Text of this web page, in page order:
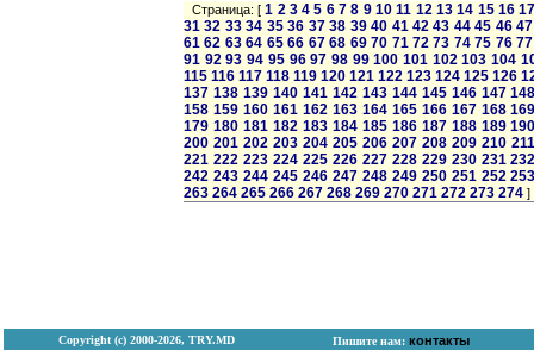
Страница: [1 2 3 4 5 6 7 8 9 10 11 12 13 14 15 16
31 32 33 34 35 36 37 38 39 40 41 42 43 44 45 46 47
61 62 63 64 65 66 67 68 69 70 71 72 73 74 75 76 77
91 92 93 94 95 96 97 98 99 100 101 102 103 104
115 116 117 118 119 120 121 122 123 124 125 126
137 138 139 140 141 142 143 144 145 146 147
158 159 160 161 162 163 164 165 166 167 168
179 180 181 182 183 184 185 186 187 188 189
200 201 202 203 204 205 206 207 208 209 210 211
221 222 223 224 225 226 227 228 229 230 231
242 243 244 245 246 247 248 249 250 251 252
263 264 265 266 267 268 269 270 271 272 273 274 ]
Copyright (с) 2000-2026, TRY.MD Пишите нам: контакты